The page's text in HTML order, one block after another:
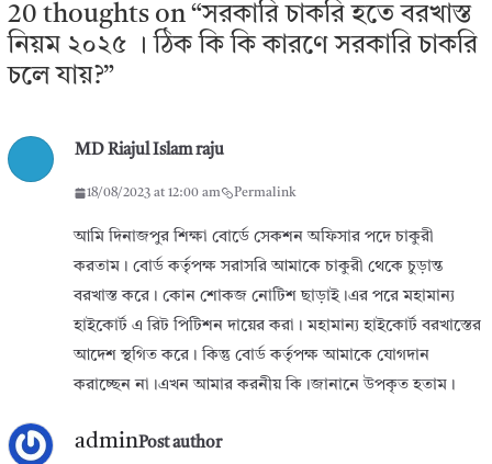
20 thoughts on “সরকারি চাকরি হতে বরখাস্ত
নিয়ম ২০২৫ । ঠিক কি কি কারণে সরকারি চাকরি
চলে যায়?”
MD Riajul Islam raju
18/08/2023 at 12:00 am Permalink
আমি দিনাজপুর শিক্ষা বোর্ডে সেকশন অফিসার পদে চাকুরী
করতাম। বোর্ড কর্তৃপক্ষ সরাসরি আমাকে চাকুরী থেকে চুড়ান্ত
বরখাস্ত করে। কোন শোকজ নোটিশ ছাড়াই।এর পরে মহামান্য
হাইকোর্ট এ রিট পিটিশন দায়ের করা। মহামান্য হাইকোর্ট বরখাস্তের
আদেশ স্থগিত করে। কিন্তু বোর্ড কর্তৃপক্ষ আমাকে যোগদান
করাচ্ছেন না।এখন আমার করনীয় কি।জানানে উপকৃত হতাম।
adminPost author